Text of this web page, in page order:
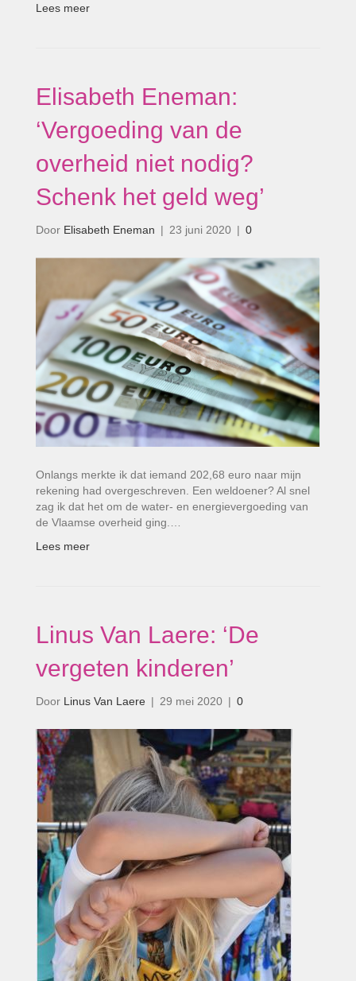
Lees meer
Elisabeth Eneman:
‘Vergoeding van de
overheid niet nodig?
Schenk het geld weg’
Door Elisabeth Eneman | 23 juni 2020 | 0
Onlangs merkte ik dat iemand 202,68 euro­ naar mijn
rekening had overgeschreven. Een weldoener? Al snel
zag ik dat het om de water- en energievergoeding van
de Vlaamse overheid ging.…
Lees meer
Linus Van Laere: ‘De
vergeten kinderen’
Door Linus Van Laere | 29 mei 2020 | 0